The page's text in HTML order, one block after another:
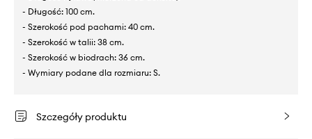
- Długość: 100 cm.
- Szerokość pod pachami: 40 cm.
- Szerokość w talii: 38 cm.
- Szerokość w biodrach: 36 cm.
- Wymiary podane dla rozmiaru: S.
Szczegóły produktu